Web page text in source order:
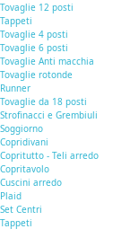
Tovaglie 12 posti
Tappeti
Tovaglie 4 posti
Tovaglie 6 posti
Tovaglie Anti macchia
Tovaglie rotonde
Runner
Tovaglie da 18 posti
Strofinacci e Grembiuli
Soggiorno
Copridivani
Copritutto - Teli arredo
Copritavolo
Cuscini arredo
Plaid
Set Centri
Tappeti